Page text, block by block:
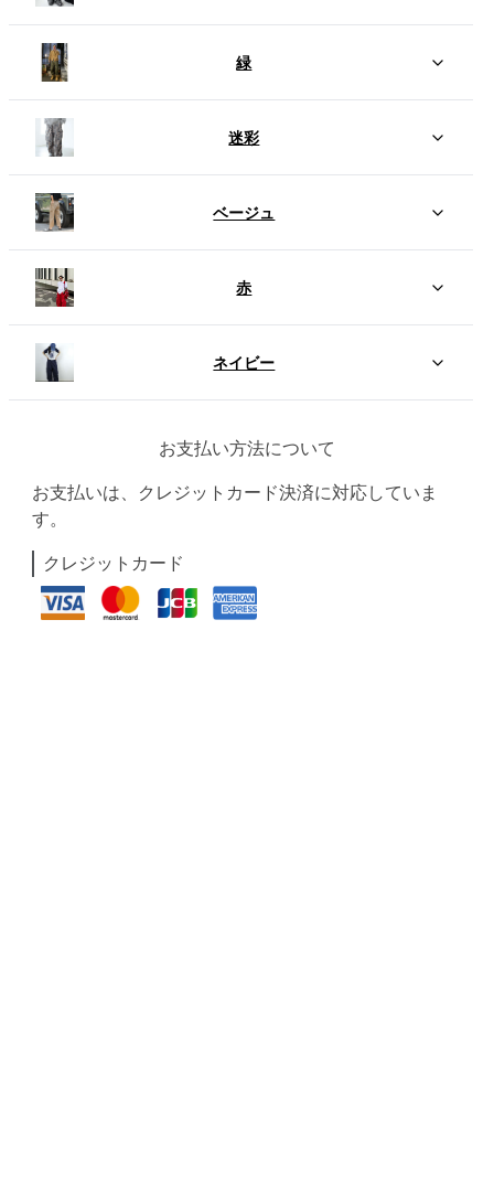
緑
迷彩
ベージュ
赤
ネイビー
お支払い方法について
お支払いは、クレジットカード決済に対応していま
す。
クレジットカード